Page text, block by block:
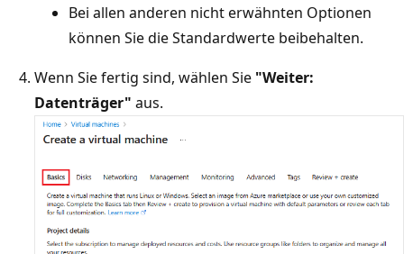
Bei allen anderen nicht erwähnten Optionen
können Sie die Standardwerte beibehalten.
Wenn Sie fertig sind, wählen Sie "Weiter:
Datenträger" aus.